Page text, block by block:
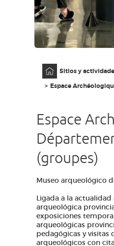
Sitios y
Espace
Espace
(groupes)
Museo arqueológico
Ligada a la
arqueológica
exposiciones
arqueológicas
pedagógicas y visitas
arqueológicos con